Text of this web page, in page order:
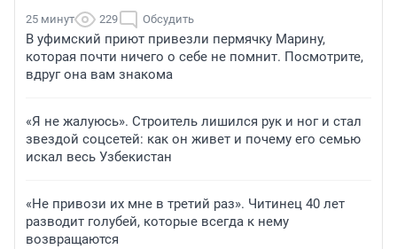
25 минут 229 Обсудить
В уфимский приют привезли пермячку Марину,
которая почти ничего о себе не помнит. Посмотрите,
вдруг она вам знакома
«Я не жалуюсь». Строитель лишился рук и ног и стал
звездой соцсетей: как он живет и почему его семью
искал весь Узбекистан
«Не привози их мне в третий раз». Читинец 40 лет
разводит голубей, которые всегда к нему
возвращаются